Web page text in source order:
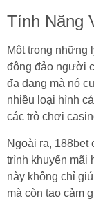
Tính Năng
Một trong những
đông đảo người
đa dạng mà nó
nhiều loại hình
các trò chơi
Ngoài ra,
trình khuyến mãi
này không chỉ
mà còn tạo cảm